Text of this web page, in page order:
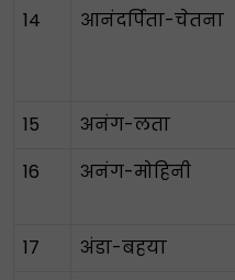
14
आनंदर्पिता-चेतना
15
अनंग-लता
16
अनंग-मोहिनी
17
अंडा-बहया